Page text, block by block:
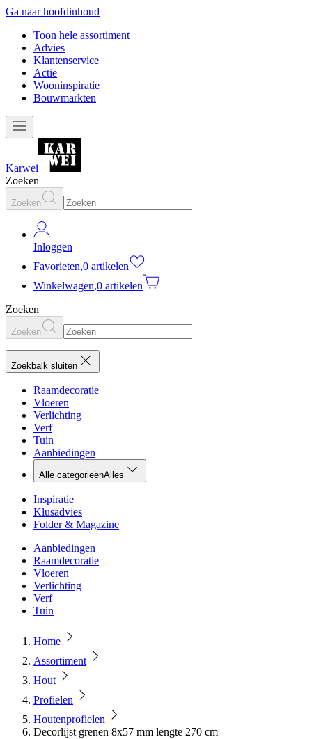
Ga naar hoofdinhoud
Toon hele assortiment
Advies
Klantenservice
Actie
Wooninspiratie
Bouwmarkten
Karwei
Zoeken
Zoeken
Inloggen
Favorieten,0 artikelen
Winkelwagen,0 artikelen
Zoeken
Zoeken
Zoekbalk sluiten
Raamdecoratie
Vloeren
Verlichting
Verf
Tuin
Aanbiedingen
Alle categorieënAlles
Inspiratie
Klusadvies
Folder & Magazine
Aanbiedingen
Raamdecoratie
Vloeren
Verlichting
Verf
Tuin
Home
Assortiment
Hout
Profielen
Houtenprofielen
Decorlijst grenen 8x57 mm lengte 270 cm